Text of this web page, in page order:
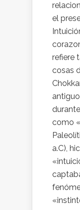
el
refiere
cosas
como
a.C),